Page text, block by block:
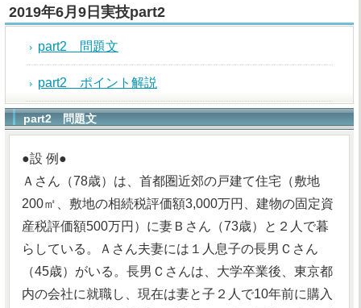
2019年6月9日実技part2
part2 問題文
part2 ポイント解説
part2 問題文
●設 例●
Ａさん（78歳）は、首都圏近郊の戸建て住宅（敷地
200㎡、敷地の相続税評価額3,000万円、建物の固定資
産税評価額500万円）に妻Ｂさん（73歳）と２人で暮
らしている。Ａさん夫妻には１人息子の長男Ｃさん
（45歳）がいる。長男Ｃさんは、大学卒業後、東京都
内の会社に就職し、現在は妻と子２人で10年前に購入